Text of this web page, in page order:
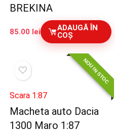
BREKINA
85.00 lei
ADAUGĂ ÎN
COȘ
NOU IN STOC
Scara 1:87
Macheta auto Dacia
1300 Maro 1:87